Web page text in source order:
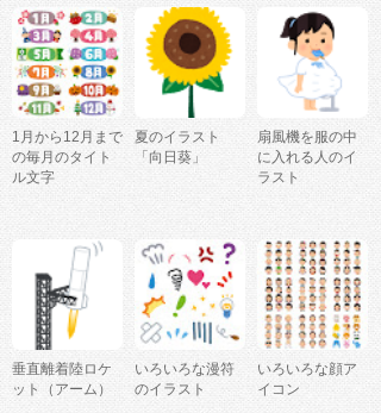
1月から12月まで
の毎月のタイト
ル文字
夏のイラスト
「向日葵」
扇風機を服の中
に入れる人のイ
ラスト
垂直離着陸ロケ
ット（アーム）
いろいろな漫符
のイラスト
いろいろな顔ア
イコン